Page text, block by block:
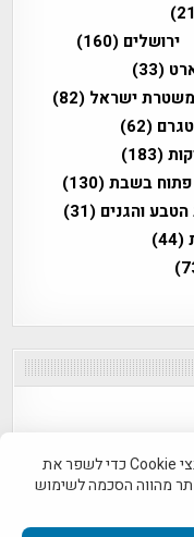
ירושלים (160)
(33)
משטרת ישראל (82)
(62)
(183)
פתוח בשבת(130)
והגנים (31)
(44)
היסטוריה על המפה 2011-2026 | פרוייקט טיגארט 2012-2026|
אנו משתמשים בקובצי Cookie כדי לשפר את
מהווה הסכמה לשימוש